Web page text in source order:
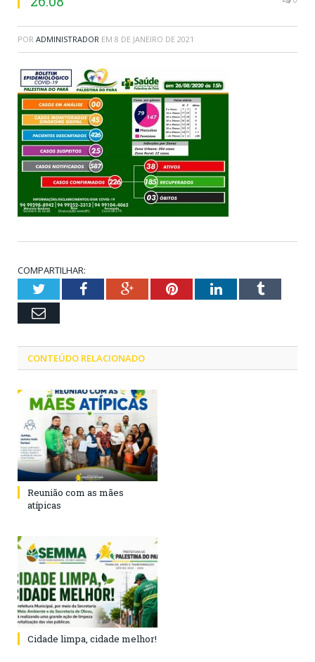
POR ADMINISTRADOR EM 8 DE JANEIRO DE 2021
COMPARTILHAR:
TwitterFacebookGoogle+PinterestLinkedInTumblr
Email
CONTEÚDO RELACIONADO
Reunião com as mães
atípicas
Cidade limpa, cidade melhor!